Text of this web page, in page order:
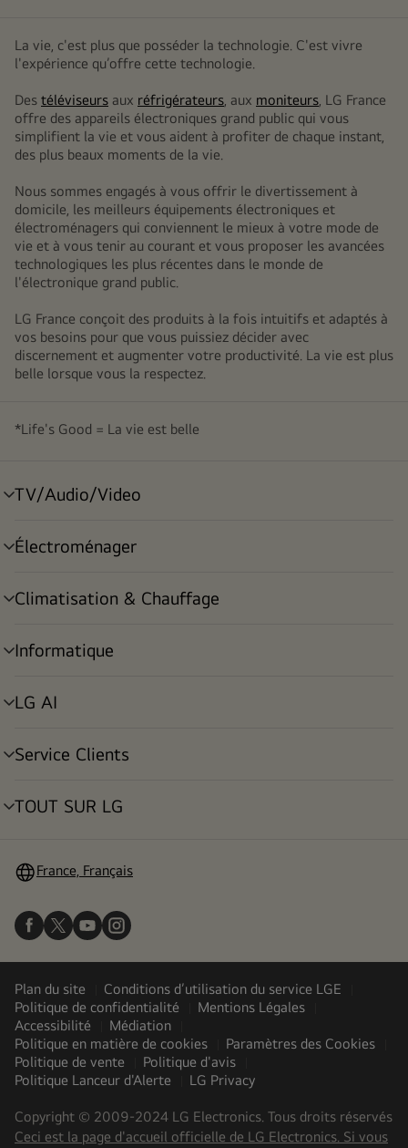
La vie, c'est plus que posséder la technologie. C'est vivre
l'expérience qu’offre cette technologie.
Des téléviseurs aux réfrigérateurs, aux moniteurs, LG France
offre des appareils électroniques grand public qui vous
simplifient la vie et vous aident à profiter de chaque instant,
des plus beaux moments de la vie.
Nous sommes engagés à vous offrir le divertissement à
domicile, les meilleurs équipements électroniques et
électroménagers qui conviennent le mieux à votre mode de
vie et à vous tenir au courant et vous proposer les avancées
technologiques les plus récentes dans le monde de
l'électronique grand public.
LG France conçoit des produits à la fois intuitifs et adaptés à
vos besoins pour que vous puissiez décider avec
discernement et augmenter votre productivité. La vie est plus
belle lorsque vous la respectez.
*Life's Good = La vie est belle
TV/Audio/Video
menu
Électroménager
menu
Climatisation & Chauffage
menu
Informatique
menu
LG AI
menu
Service Clients
menu
TOUT SUR LG
menu
France, Français
Plan du site
Conditions d’utilisation du service LGE
Politique de confidentialité
Mentions Légales
Accessibilité
Médiation
Politique en matière de cookies
Paramètres des Cookies
Politique de vente
Politique d'avis
Politique Lanceur d'Alerte
LG Privacy
Copyright © 2009-2024 LG Electronics. Tous droits réservés
Ceci est la page d'accueil officielle de LG Electronics. Si vous